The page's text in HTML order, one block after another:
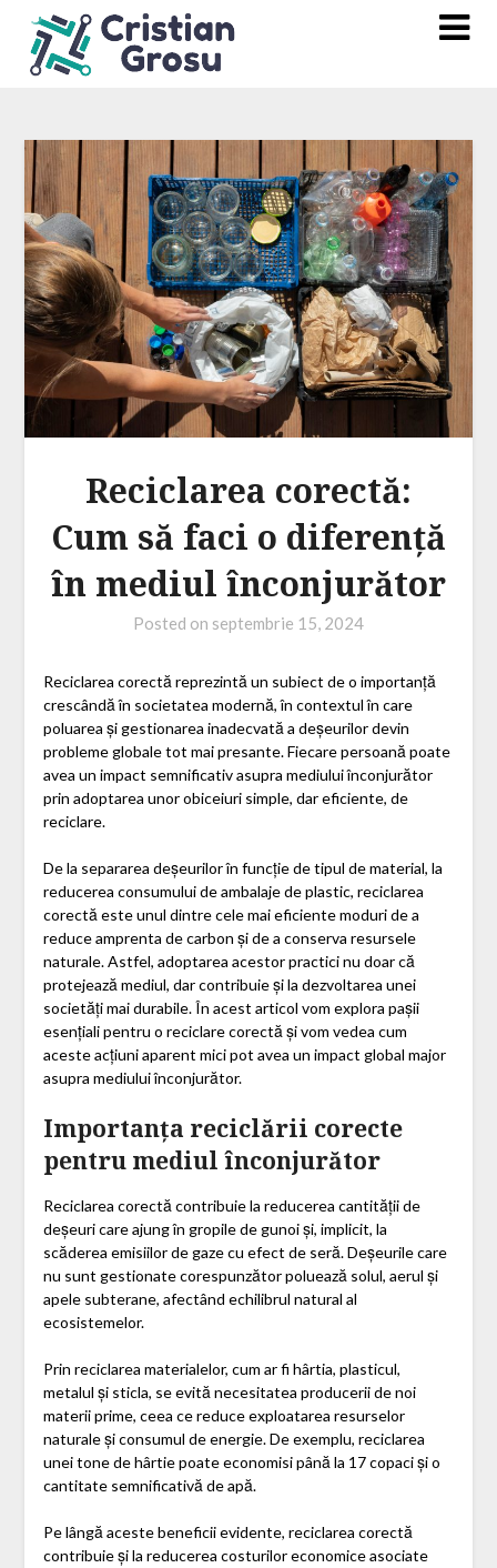
Reciclarea corectă:
Cum să faci o diferență
în mediul înconjurător
Posted on septembrie 15, 2024
Reciclarea corectă reprezintă un subiect de o importanță
crescândă în societatea modernă, în contextul în care
poluarea și gestionarea inadecvată a deșeurilor devin
probleme globale tot mai presante. Fiecare persoană poate
avea un impact semnificativ asupra mediului înconjurător
prin adoptarea unor obiceiuri simple, dar eficiente, de
reciclare.
De la separarea deșeurilor în funcție de tipul de material, la
reducerea consumului de ambalaje de plastic, reciclarea
corectă este unul dintre cele mai eficiente moduri de a
reduce amprenta de carbon și de a conserva resursele
naturale. Astfel, adoptarea acestor practici nu doar că
protejează mediul, dar contribuie și la dezvoltarea unei
societăți mai durabile. În acest articol vom explora pașii
esențiali pentru o reciclare corectă și vom vedea cum
aceste acțiuni aparent mici pot avea un impact global major
asupra mediului înconjurător.
Importanța reciclării corecte
pentru mediul înconjurător
Reciclarea corectă contribuie la reducerea cantității de
deșeuri care ajung în gropile de gunoi și, implicit, la
scăderea emisiilor de gaze cu efect de seră. Deșeurile care
nu sunt gestionate corespunzător poluează solul, aerul și
apele subterane, afectând echilibrul natural al
ecosistemelor.
Prin reciclarea materialelor, cum ar fi hârtia, plasticul,
metalul și sticla, se evită necesitatea producerii de noi
materii prime, ceea ce reduce exploatarea resurselor
naturale și consumul de energie. De exemplu, reciclarea
unei tone de hârtie poate economisi până la 17 copaci și o
cantitate semnificativă de apă.
Pe lângă aceste beneficii evidente, reciclarea corectă
contribuie și la reducerea costurilor economice asociate